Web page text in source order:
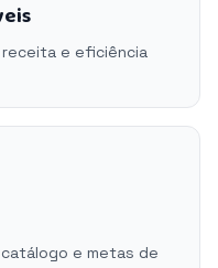
e eficiência
e metas de